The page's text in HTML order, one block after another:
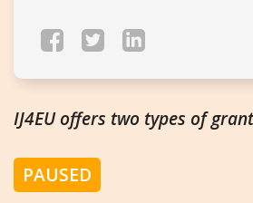
IJ4EU offers two types of
PAUSED